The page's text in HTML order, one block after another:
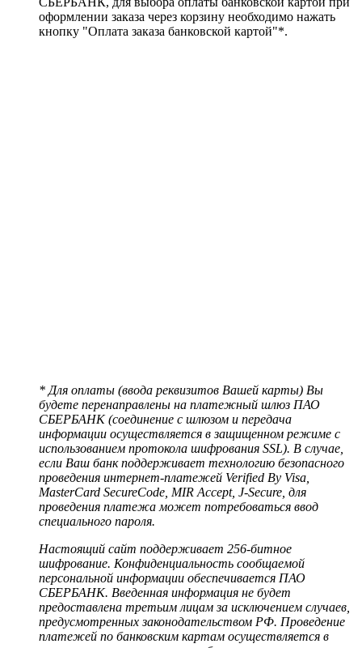
оформлении заказа через корзину необходимо нажать
кнопку "Оплата заказа банковской картой"*.
* Для оплаты (ввода реквизитов Вашей карты) Вы
будете перенаправлены на платежный шлюз ПАО
СБЕРБАНК (соединение с шлюзом и передача
информации осуществляется в защищенном режиме с
использованием протокола шифрования SSL). В случае,
если Ваш банк поддерживает технологию безопасного
проведения интернет-платежей Verified By Visa,
MasterCard SecureCode, MIR Accept, J-Secure, для
проведения платежа может потребоваться ввод
специального пароля.
Настоящий сайт поддерживает 256-битное
шифрование. Конфиденциальность сообщаемой
персональной информации обеспечивается ПАО
СБЕРБАНК. Введенная информация не будет
предоставлена третьим лицам за исключением случаев,
предусмотренных законодательством РФ. Проведение
платежей по банковским картам осуществляется в